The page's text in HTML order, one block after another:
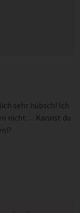
sehr hübsch! Ich
nicht… Kannst du